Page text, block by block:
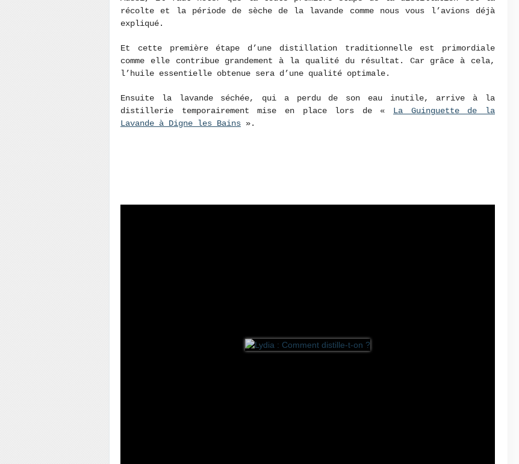
récolte et la période de sèche de la lavande comme nous vous l’avions déjà
expliqué.
Et cette première étape d’une distillation traditionnelle est primordiale
comme elle contribue grandement à la qualité du résultat. Car grâce à cela,
l’huile essentielle obtenue sera d’une qualité optimale.
Ensuite la lavande séchée, qui a perdu de son eau inutile, arrive à la
distillerie temporairement mise en place lors de « La Guinguette de la
Lavande à Digne les Bains ».